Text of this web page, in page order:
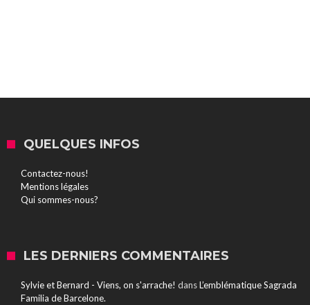
QUELQUES INFOS
Contactez-nous!
Mentions légales
Qui sommes-nous?
LES DERNIERS COMMENTAIRES
Sylvie et Bernard - Viens, on s'arrache! dansL’emblématique Sagrada
Familia de Barcelone.